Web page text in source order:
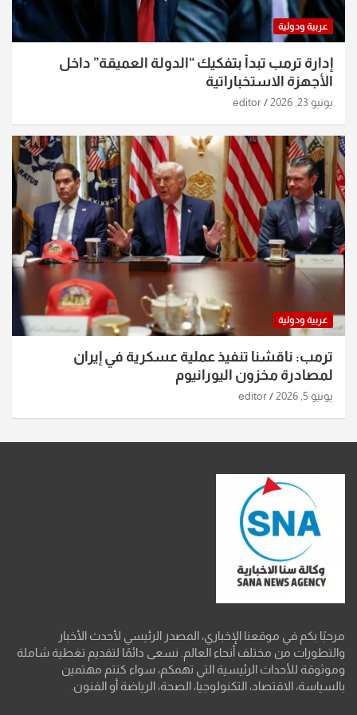
عربية ودولية
إدارة ترمب تبدأ بتفكيك “الدولة العميقة” داخل
الأجهزة الاستخباراتية
يونيو 23, 2026 editor
عربية ودولية
ترمب: ناقشنا تنفيذ عملية عسكرية في إيران
لمصادرة مخزون اليورانيوم
يونيو 5, 2026 editor
مرحبًا بكم في موقعنا الإخباري، المصدر الرئيسي لأحدث الأخبار
والتطورات من مختلف أنحاء العالم. نسعى دائمًا لتقديم تغطية شاملة
وموثوقة للأحداث الرئيسية التي تهمكم، سواء كنتم مهتمين
بالسياسة، الاقتصاد، التكنولوجيا، الصحة، الرياضة أو الفنون.